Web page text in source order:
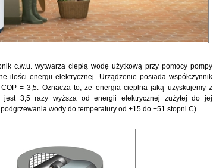
c.w.u. wytwarza ciepłą wodę użytkową przy pomocy pompy
ilości energii elektrycznej. Urządzenie posiada współczynnik
= 3,5. Oznacza to, że energia cieplna jaką uzyskujemy z
jest 3,5 razy wyższa od energii elektrycznej zużytej do jej
wody do temperatury od +15 do +51 stopni C).